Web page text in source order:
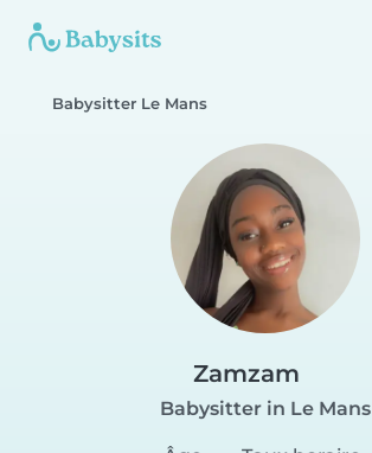
Babysitter Le Mans
Zamzam
Babysitter in Le Mans